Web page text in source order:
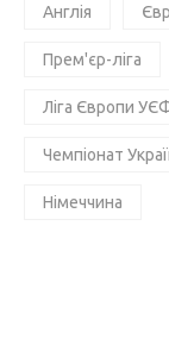
Англія
Прем'єр-ліга
Ліга Європи
Чемпіонат
Німеччина